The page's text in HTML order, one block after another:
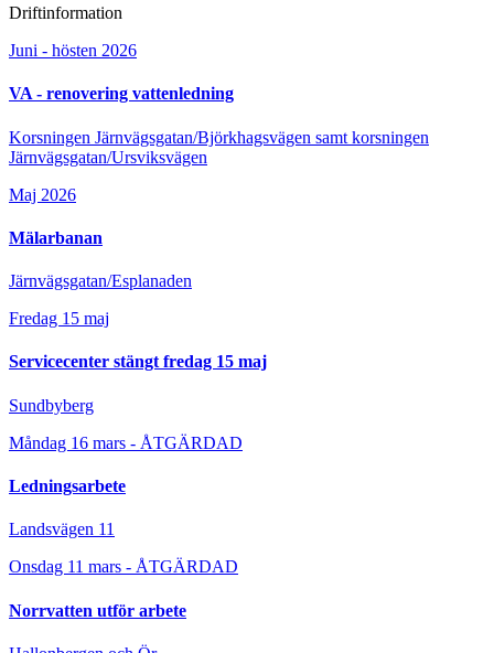
Driftinformation
Juni - hösten 2026
VA - renovering vattenledning
Korsningen Järnvägsgatan/Björkhagsvägen samt korsningen
Järnvägsgatan/Ursviksvägen
Maj 2026
Mälarbanan
Järnvägsgatan/Esplanaden
Fredag 15 maj
Servicecenter stängt fredag 15 maj
Sundbyberg
Måndag 16 mars - ÅTGÄRDAD
Ledningsarbete
Landsvägen 11
Onsdag 11 mars - ÅTGÄRDAD
Norrvatten utför arbete